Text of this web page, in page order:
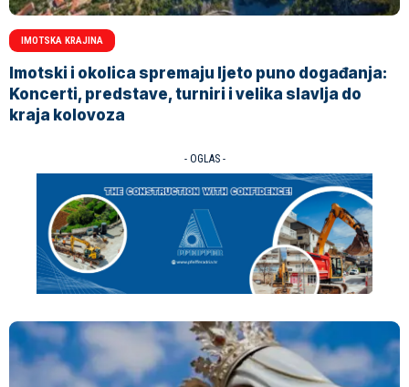
IMOTSKA KRAJINA
Imotski i okolica spremaju ljeto puno događanja:
Koncerti, predstave, turniri i velika slavlja do
kraja kolovoza
- OGLAS -